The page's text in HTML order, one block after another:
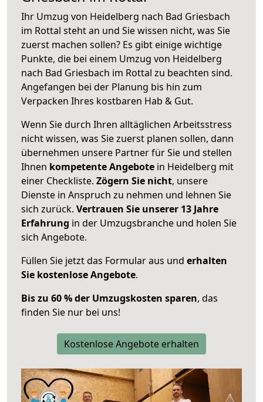
Ihr Umzug von Heidelberg nach Bad Griesbach
im Rottal steht an und Sie wissen nicht, was Sie
zuerst machen sollen? Es gibt einige wichtige
Punkte, die bei einem Umzug von Heidelberg
nach Bad Griesbach im Rottal zu beachten sind.
Angefangen bei der Planung bis hin zum
Verpacken Ihres kostbaren Hab & Gut.
Wenn Sie durch Ihren alltäglichen Arbeitsstress
nicht wissen, was Sie zuerst planen sollen, dann
übernehmen unsere Partner für Sie und stellen
Ihnen kompetente Angebote in Heidelberg mit
einer Checkliste. Zögern Sie nicht, unsere
Dienste in Anspruch zu nehmen und lehnen Sie
sich zurück. Vertrauen Sie unserer 13 Jahre
Erfahrung in der Umzugsbranche und holen Sie
sich Angebote.
Füllen Sie jetzt das Formular aus und erhalten
Sie kostenlose Angebote.
Bis zu 60 % der Umzugskosten sparen, das
finden Sie nur bei uns!
Kostenlose Angebote erhalten